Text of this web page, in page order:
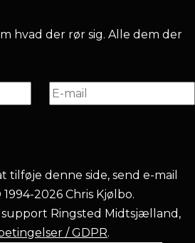
hvad der rør sig. Alle dem der
tilføje denne side, send e-mail
1994-2026 Chris Kjølbo.
Ringsted Midtsjælland,
/ GDPR.